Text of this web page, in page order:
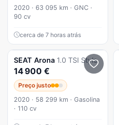
2020 · 63 095 km · GNC ·
90 cv
cerca de 7 horas atrás
SEAT Arona 1.0 TSI Style
14 900 €
Preço justo
2020 · 58 299 km · Gasolina
· 110 cv